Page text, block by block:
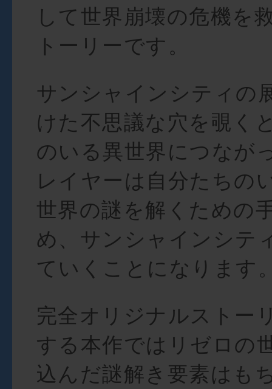
して世界崩壊の危機を
トーリーです。
サンシャインシティの
けた不思議な穴を覗く
のいる異世界につなが
レイヤーは自分たちの
世界の謎を解くための
め、サンシャインシテ
ていくことになります
完全オリジナルストー
する本作ではリゼロの
込んだ謎解き要素はも